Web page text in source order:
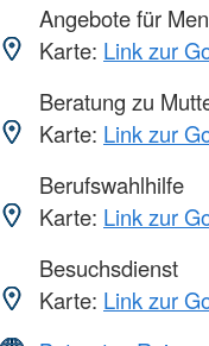
Angebote für
Karte: Link zur
Beratung zu
Karte: Link zur
Berufswahlhilfe
Karte: Link zur
Besuchsdienst
Karte: Link zur